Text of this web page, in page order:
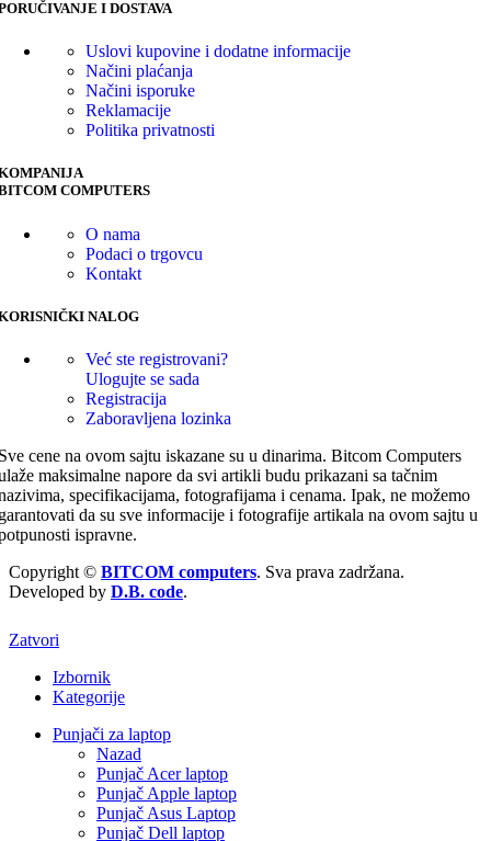
I DOSTAVA
Uslovi kupovine i dodatne informacije
Načini plaćanja
Načini isporuke
Reklamacije
Politika privatnosti
COMPUTERS
O nama
Podaci o trgovcu
Kontakt
NALOG
Već ste registrovani?
Ulogujte se sada
Registracija
Zaboravljena lozinka
cene na ovom sajtu iskazane su u dinarima. Bitcom Computers
maksimalne napore da svi artikli budu prikazani sa tačnim
specifikacijama, fotografijama i cenama. Ipak, ne možemo
da su sve informacije i fotografije artikala na ovom sajtu u
ispravne.
Copyright © BITCOM computers. Sva prava zadržana.
Developed by D.B. code.
Zatvori
Izbornik
Kategorije
Punjači za laptop
Nazad
Punjač Acer laptop
Punjač Apple laptop
Punjač Asus Laptop
Punjač Dell laptop